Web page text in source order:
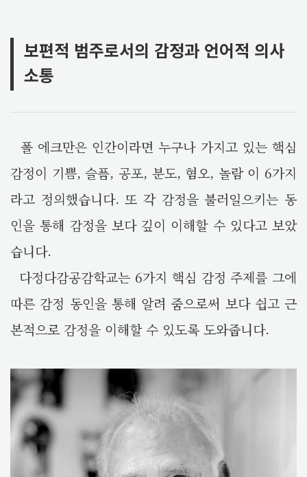
보편적 범주로서의 감정과 언어적 의사
소통
폴 에크만은 인간이라면 누구나 가지고 있는 핵심
감정이 기쁨, 슬픔, 공포, 분도, 혐오, 놀람 이 6가지
라고 정의했습니다. 또 각 감정을 불러일으키는 동
인을 통해 감정을 보다 깊이 이해할 수 있다고 보았
습니다.
다정다감공감학교는 6가지 핵심 감정 주제를 그에
따른 감정 동인을 통해 알려 줌으로써 보다 쉽고 근
본적으로 감정을 이해할 수 있도록 도와줍니다.